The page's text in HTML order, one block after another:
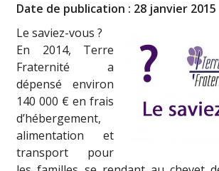
Date de publication : 28 janvier 2015
Le saviez-vous ?
En 2014, Terre
Fraternité a
dépensé environ
140 000 € en frais
d’hébergement,
alimentation et
transport pour